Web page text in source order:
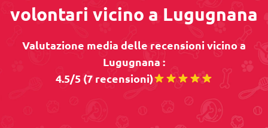
volontari vicino a Lugugnana
Valutazione media delle recensioni vicino a
Lugugnana :
4.5/5 (7 recensioni)